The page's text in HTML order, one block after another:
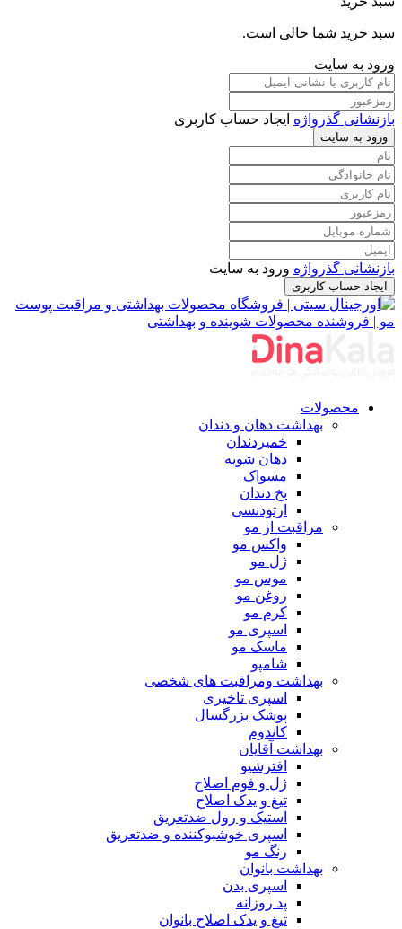
سبد خرید شما خالی است.
ورود به سایت
بازنشانی گذرواژه ایجاد حساب کاربری
ورود به سایت
بازنشانی گذرواژه ورود به سایت
ایجاد حساب کاربری
محصولات
بهداشت دهان و دندان
خمیردندان
دهان شویه
مسواک
نخ دندان
ارتودنسی
مراقبت از مو
واکس مو
ژل مو
موس مو
روغن مو
کرم مو
اسپری مو
ماسک مو
شامپو
بهداشت ومراقبت های شخصی
اسپری تاخیری
پوشک بزرگسال
کاندوم
بهداشت آقایان
افترشیو
ژل و فوم اصلاح
تیغ و یدک اصلاح
استیک و رول ضدتعریق
اسپری خوشبوکننده و ضدتعریق
رنگ مو
بهداشت بانوان
اسپری بدن
پد روزانه
تیغ و یدک اصلاح بانوان